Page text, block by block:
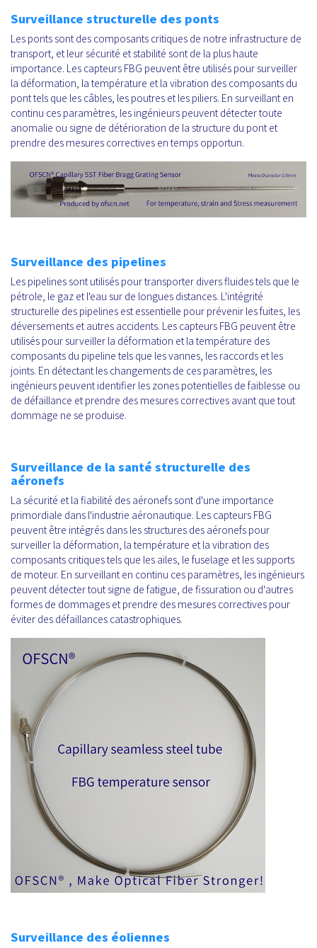
Surveillance structurelle des ponts
Les ponts sont des composants critiques de notre infrastructure de
transport, et leur sécurité et stabilité sont de la plus haute
importance. Les capteurs FBG peuvent être utilisés pour surveiller
la déformation, la température et la vibration des composants du
pont tels que les câbles, les poutres et les piliers. En surveillant en
continu ces paramètres, les ingénieurs peuvent détecter toute
anomalie ou signe de détérioration de la structure du pont et
prendre des mesures correctives en temps opportun.
Surveillance des pipelines
Les pipelines sont utilisés pour transporter divers fluides tels que le
pétrole, le gaz et l'eau sur de longues distances. L'intégrité
structurelle des pipelines est essentielle pour prévenir les fuites, les
déversements et autres accidents. Les capteurs FBG peuvent être
utilisés pour surveiller la déformation et la température des
composants du pipeline tels que les vannes, les raccords et les
joints. En détectant les changements de ces paramètres, les
ingénieurs peuvent identifier les zones potentielles de faiblesse ou
de défaillance et prendre des mesures correctives avant que tout
dommage ne se produise.
Surveillance de la santé structurelle des
aéronefs
La sécurité et la fiabilité des aéronefs sont d'une importance
primordiale dans l'industrie aéronautique. Les capteurs FBG
peuvent être intégrés dans les structures des aéronefs pour
surveiller la déformation, la température et la vibration des
composants critiques tels que les ailes, le fuselage et les supports
de moteur. En surveillant en continu ces paramètres, les ingénieurs
peuvent détecter tout signe de fatigue, de fissuration ou d'autres
formes de dommages et prendre des mesures correctives pour
éviter des défaillances catastrophiques.
Surveillance des éoliennes